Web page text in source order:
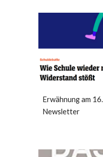
Erwähnung am
Newsletter